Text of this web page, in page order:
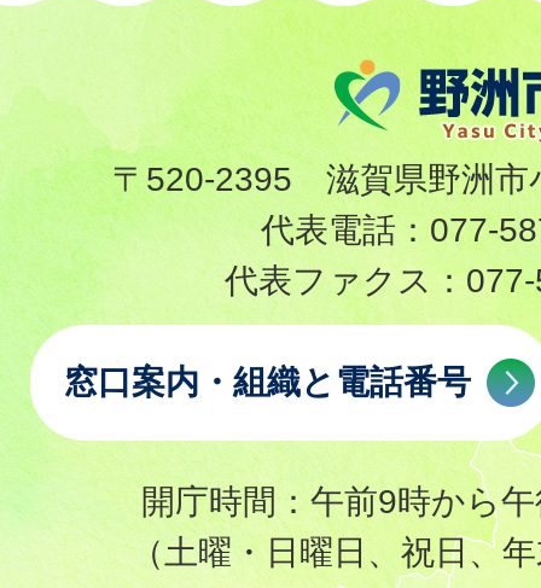
〒520-2395 滋賀県野洲市
代表電話： 077-
代表ファクス：
窓口案内・組織と電話番号
開庁時間：午前9時から
（土曜・日曜日、祝日、